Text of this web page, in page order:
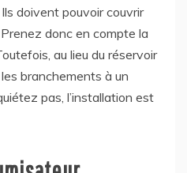
doivent pouvoir couvrir
donc en compte la
au lieu du réservoir
branchements à un
pas, l’installation est